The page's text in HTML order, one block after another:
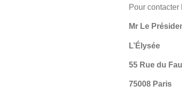
Pour
Mr Le
L’Élysée
55 Rue du
75008 Paris